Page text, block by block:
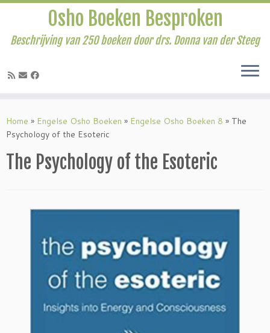
naar
inhoud
Osho Boeken Besproken
Beschrijving van 250 boeken door drs. Donna van der Steeg
Home » Engelse Osho Boeken » Engelse Osho Boeken 8 » The
Psychology of the Esoteric
The Psychology of the Esoteric